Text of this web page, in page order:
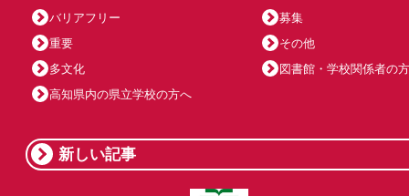
バリアフリー
募集
重要
その他
多文化
図書館・学校関係者の
高知県内の県立学校の方へ
新しい記事